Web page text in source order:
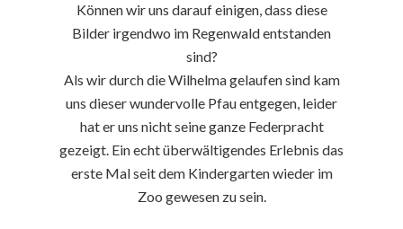
Können wir uns darauf einigen, dass diese
Bilder irgendwo im Regenwald entstanden
sind?
Als wir durch die Wilhelma gelaufen sind kam
uns dieser wundervolle Pfau entgegen, leider
hat er uns nicht seine ganze Federpracht
gezeigt. Ein echt überwältigendes Erlebnis das
erste Mal seit dem Kindergarten wieder im
Zoo gewesen zu sein.